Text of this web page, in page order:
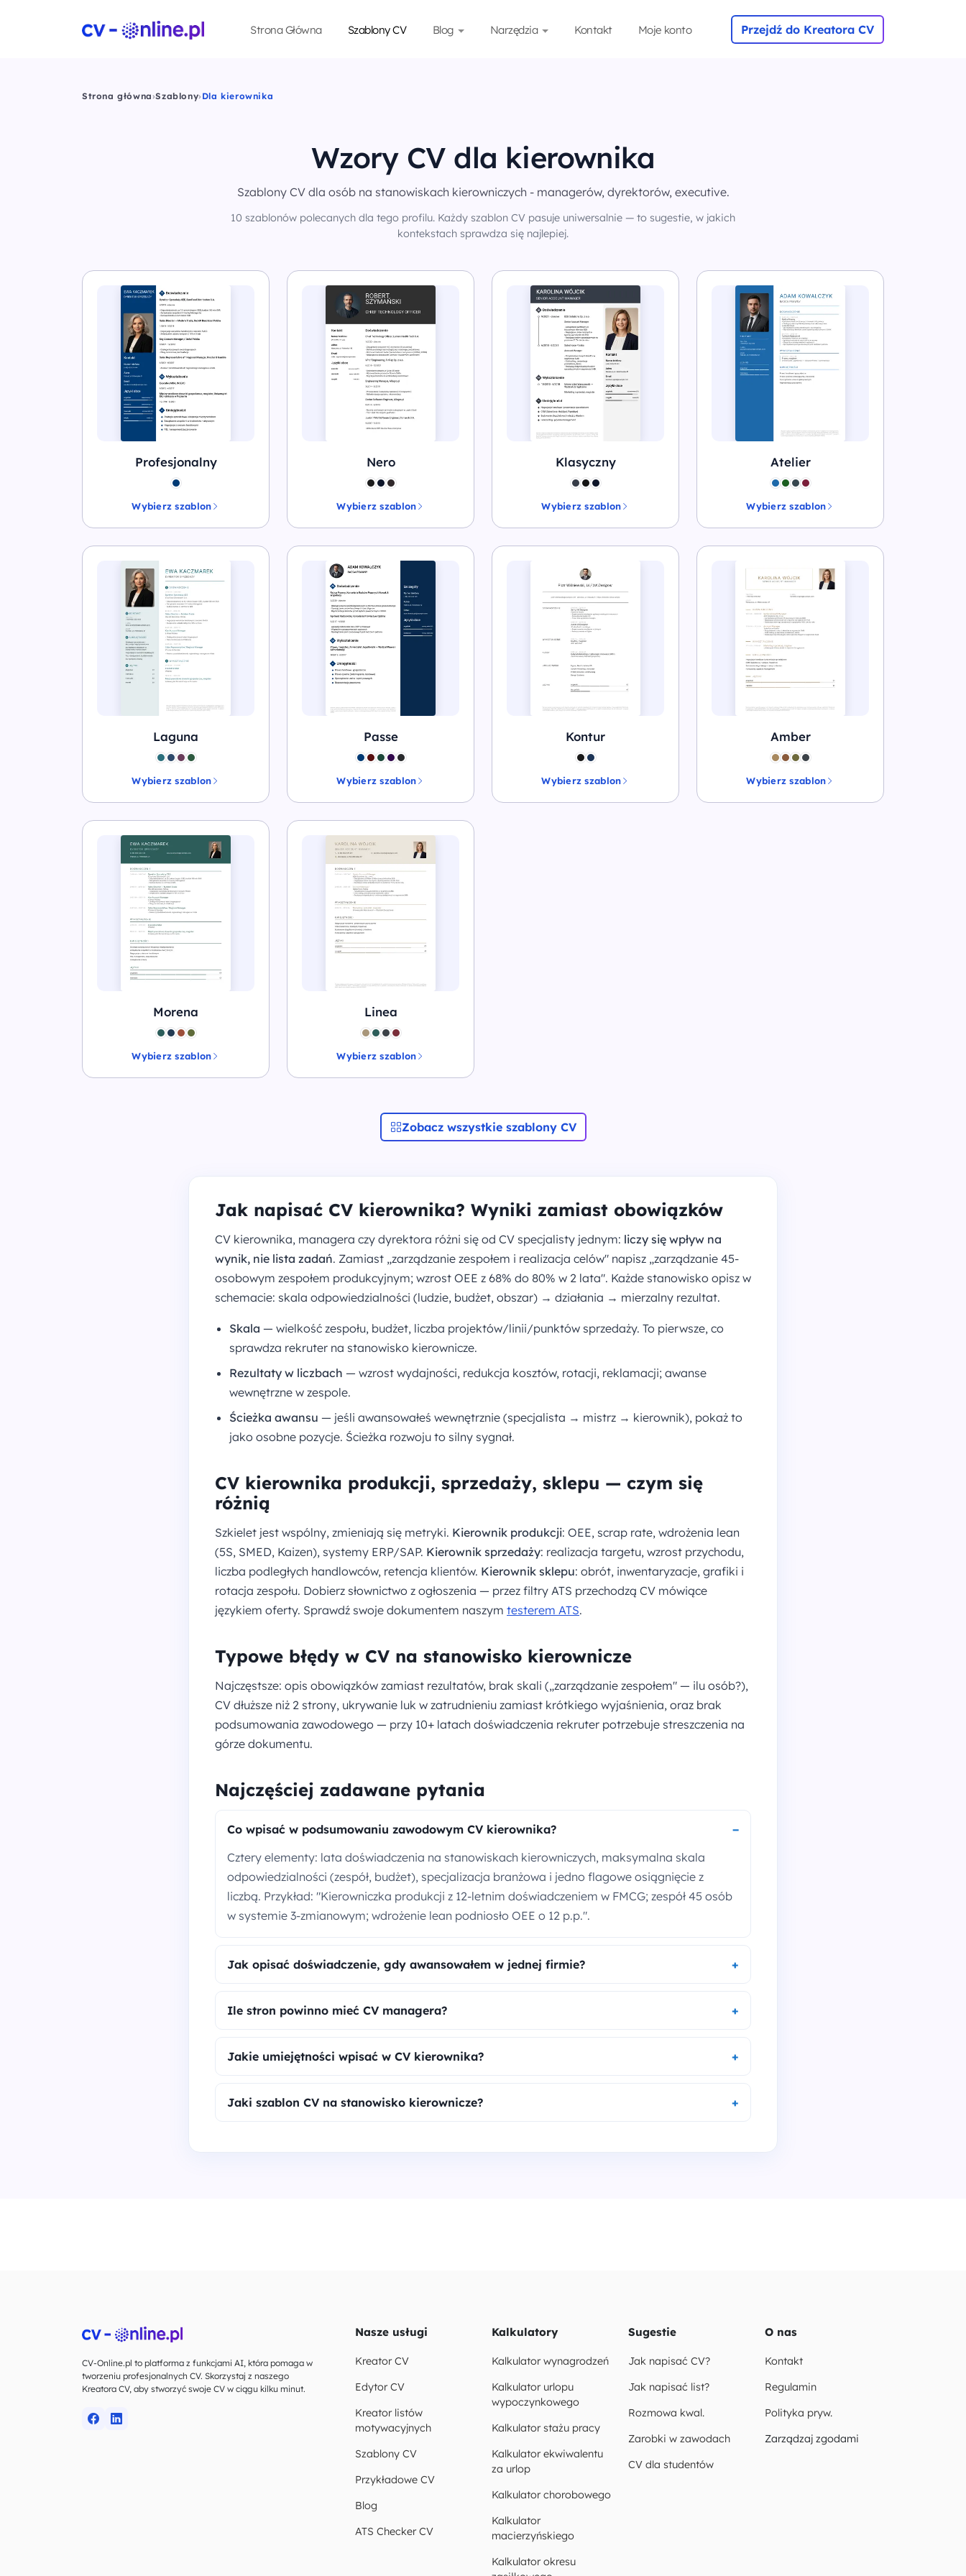
Strona Główna Szablony CV Blog Narzędzia Kontakt Moje konto Przejdź do Kreatora CV
Strona główna›Szablony› Dla kierownika
Wzory CV dla kierownika
Szablony CV dla osób na stanowiskach kierowniczych - managerów, dyrektorów, executive.
10 szablonów polecanych dla tego profilu. Każdy szablon CV pasuje uniwersalnie — to sugestie, w jakich
kontekstach sprawdza się najlepiej.
Profesjonalny
Wybierz szablon
Nero
Wybierz szablon
Klasyczny
Wybierz szablon
Atelier
Wybierz szablon
Laguna
Wybierz szablon
Passe
Wybierz szablon
Kontur
Wybierz szablon
Amber
Wybierz szablon
Morena
Wybierz szablon
Linea
Wybierz szablon
Zobacz wszystkie szablony CV
Jak napisać CV kierownika? Wyniki zamiast obowiązków
CV kierownika, managera czy dyrektora różni się od CV specjalisty jednym: liczy się wpływ na
wynik, nie lista zadań. Zamiast „zarządzanie zespołem i realizacja celów" napisz „zarządzanie 45-
osobowym zespołem produkcyjnym; wzrost OEE z 68% do 80% w 2 lata". Każde stanowisko opisz w
schemacie: skala odpowiedzialności (ludzie, budżet, obszar) → działania → mierzalny rezultat.
Skala — wielkość zespołu, budżet, liczba projektów/linii/punktów sprzedaży. To pierwsze, co
sprawdza rekruter na stanowisko kierownicze.
Rezultaty w liczbach — wzrost wydajności, redukcja kosztów, rotacji, reklamacji; awanse
wewnętrzne w zespole.
Ścieżka awansu — jeśli awansowałeś wewnętrznie (specjalista → mistrz → kierownik), pokaż to
jako osobne pozycje. Ścieżka rozwoju to silny sygnał.
CV kierownika produkcji, sprzedaży, sklepu — czym się
różnią
Szkielet jest wspólny, zmieniają się metryki. Kierownik produkcji: OEE, scrap rate, wdrożenia lean
(5S, SMED, Kaizen), systemy ERP/SAP. Kierownik sprzedaży: realizacja targetu, wzrost przychodu,
liczba podległych handlowców, retencja klientów. Kierownik sklepu: obrót, inwentaryzacje, grafiki i
rotacja zespołu. Dobierz słownictwo z ogłoszenia — przez filtry ATS przechodzą CV mówiące
językiem oferty. Sprawdź swoje dokumentem naszym testerem ATS.
Typowe błędy w CV na stanowisko kierownicze
Najczęstsze: opis obowiązków zamiast rezultatów, brak skali („zarządzanie zespołem" — ilu osób?),
CV dłuższe niż 2 strony, ukrywanie luk w zatrudnieniu zamiast krótkiego wyjaśnienia, oraz brak
podsumowania zawodowego — przy 10+ latach doświadczenia rekruter potrzebuje streszczenia na
górze dokumentu.
Najczęściej zadawane pytania
Co wpisać w podsumowaniu zawodowym CV kierownika?
Cztery elementy: lata doświadczenia na stanowiskach kierowniczych, maksymalna skala
odpowiedzialności (zespół, budżet), specjalizacja branżowa i jedno flagowe osiągnięcie z
liczbą. Przykład: "Kierowniczka produkcji z 12-letnim doświadczeniem w FMCG; zespół 45 osób
w systemie 3-zmianowym; wdrożenie lean podniosło OEE o 12 p.p.".
Jak opisać doświadczenie, gdy awansowałem w jednej firmie?
Ile stron powinno mieć CV managera?
Jakie umiejętności wpisać w CV kierownika?
Jaki szablon CV na stanowisko kierownicze?
CV-Online.pl to platforma z funkcjami AI, która pomaga w
tworzeniu profesjonalnych CV. Skorzystaj z naszego
Kreatora CV, aby stworzyć swoje CV w ciągu kilku minut.
Nasze usługi
Kreator CV
Edytor CV
Kreator listów
motywacyjnych
Szablony CV
Przykładowe CV
Blog
ATS Checker CV
Kalkulatory
Kalkulator wynagrodzeń
Kalkulator urlopu
wypoczynkowego
Kalkulator stażu pracy
Kalkulator ekwiwalentu
za urlop
Kalkulator chorobowego
Kalkulator
macierzyńskiego
Kalkulator okresu
Sugestie
Jak napisać CV?
Jak napisać list?
Rozmowa kwal.
Zarobki w zawodach
CV dla studentów
O nas
Kontakt
Regulamin
Polityka pryw.
Zarządzaj zgodami